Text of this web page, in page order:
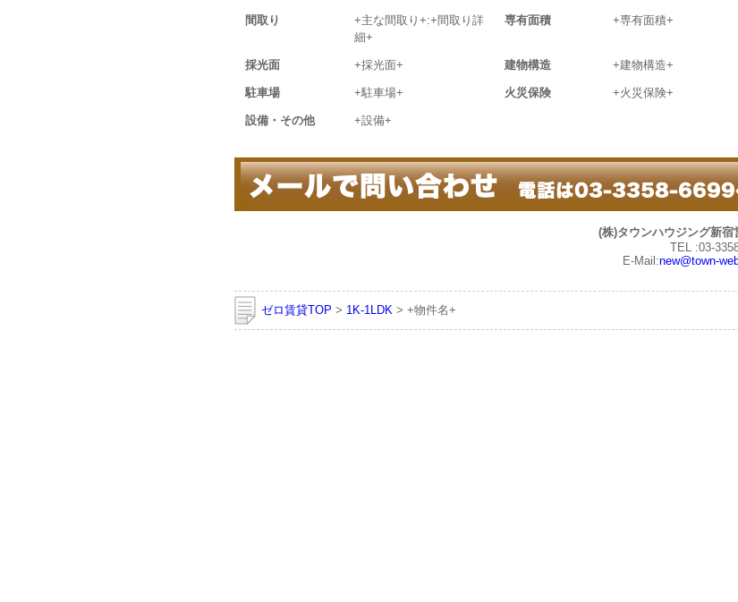
間取り
+主な間取り+:+間取り詳
細+
専有面積 +専有面積+
採光面 +採光面+ 建物構造 +建物構造+
駐車場 +駐車場+ 火災保険 +火災保険+
設備・その他 +設備+
(株)タウンハウジング新宿
TEL :03-
E-Mail:new@town-
ゼロ賃貸TOP > 1K-1LDK > +物件名+